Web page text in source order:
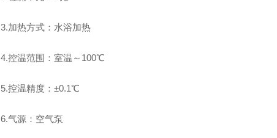
3.加热方式：水浴加热
4.控温范围：室温～100℃
5.控温精度：±0.1℃
6.气源：空气泵